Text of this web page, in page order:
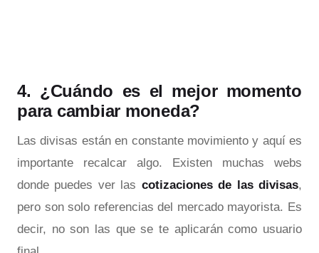
4. ¿Cuándo es el mejor momento
para cambiar moneda?
Las divisas están en constante movimiento y aquí es
importante recalcar algo. Existen muchas webs
donde puedes ver las cotizaciones de las divisas,
pero son solo referencias del mercado mayorista. Es
decir, no son las que se te aplicarán como usuario